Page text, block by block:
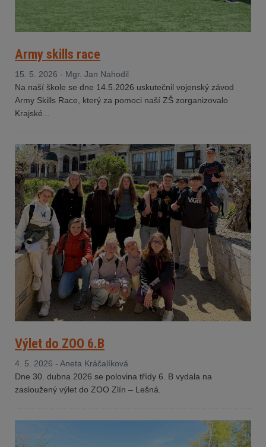
Army skills race
15. 5. 2026 - Mgr. Jan Nahodil
Na naší škole se dne 14.5.2026 uskutečnil vojenský závod
Army Skills Race, který za pomoci naší ZŠ zorganizovalo
Krajské...
Výlet do ZOO 6.B
4. 5. 2026 - Aneta Kráčalíková
Dne 30. dubna 2026 se polovina třídy 6. B vydala na
zasloužený výlet do ZOO Zlín – Lešná.